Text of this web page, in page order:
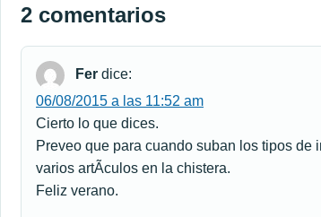
2 comentarios
Fer dice:
06/08/2015 a las 11:52 am
Cierto lo que dices.
Preveo que para cuando suban los tipos
varios artÃ­culos en la chistera.
Feliz verano.